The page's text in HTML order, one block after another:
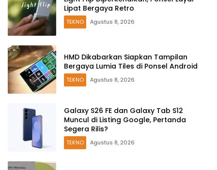
Lipat Bergaya Retro
TEKNO Agustus 8, 2026
HMD Dikabarkan Siapkan Tampilan
Bergaya Lumia Tiles di Ponsel Android
TEKNO Agustus 8, 2026
Galaxy S26 FE dan Galaxy Tab S12
Muncul di Listing Google, Pertanda
Segera Rilis?
TEKNO Agustus 8, 2026